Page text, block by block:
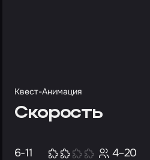
Квест-Анимация
Скорость
6-11 4–20